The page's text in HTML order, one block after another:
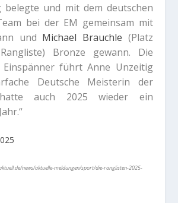
belegte und mit dem deutschen
bei der EM gemeinsam mit
und Michael Brauchle (Platz
Bronze gewann. Die
Einspänner führt Anne Unzeitig
Deutsche Meisterin der
hatte auch 2025 wieder ein
news/aktuelle-meldungen/sport/die-ranglisten-2025-